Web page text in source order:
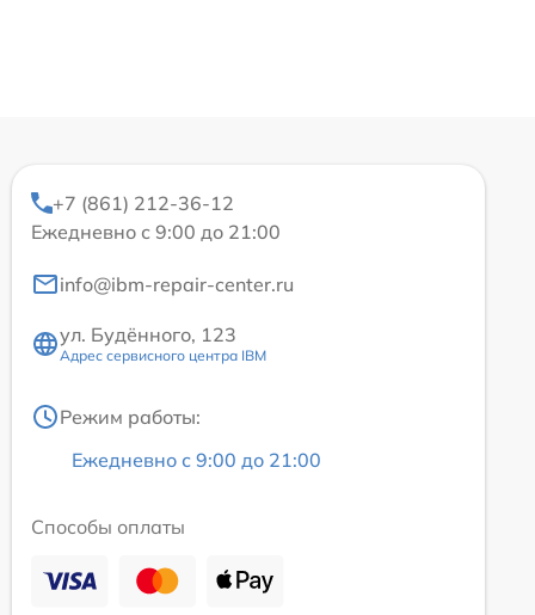
+7 (861) 212-36-12
Ежедневно с 9:00 до 21:00
info@ibm-repair-center.ru
ул. Будённого, 123
Адрес сервисного центра IBM
Режим работы:
Ежедневно с 9:00 до 21:00
Способы оплаты